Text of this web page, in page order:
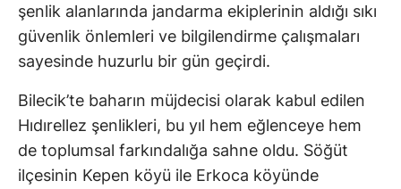
şenlik alanlarında jandarma ekiplerinin aldığı sıkı
güvenlik önlemleri ve bilgilendirme çalışmaları
sayesinde huzurlu bir gün geçirdi.
Bilecik’te baharın müjdecisi olarak kabul edilen
Hıdırellez şenlikleri, bu yıl hem eğlenceye hem
de toplumsal farkındalığa sahne oldu. Söğüt
ilçesinin Kepen köyü ile Erkoca köyünde